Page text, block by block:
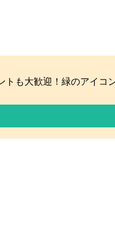
トも大歓迎！緑のアイコ